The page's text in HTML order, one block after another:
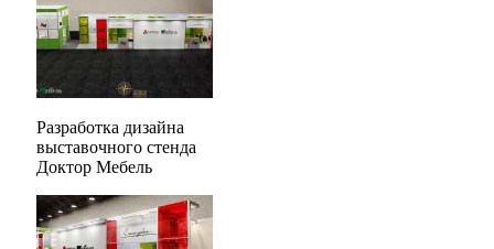
Разработка дизайна
выставочного стенда
Доктор Мебель